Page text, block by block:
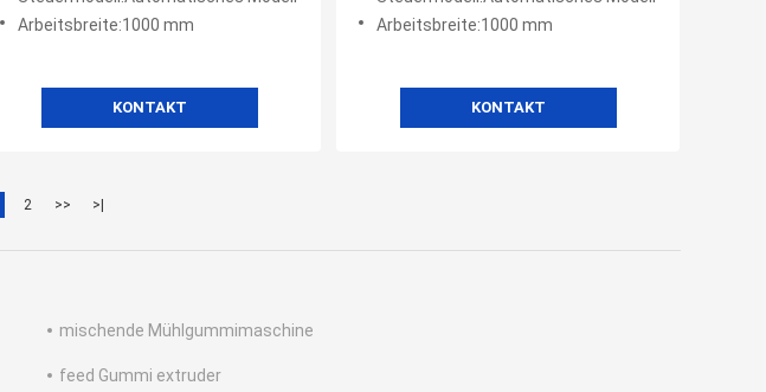
Arbeitsbreite:1000 mm
KONTAKT
Arbeitsbreite:1000 mm
KONTAKT
2 >> >|
mischende Mühlgummimaschine
feed Gummi extruder